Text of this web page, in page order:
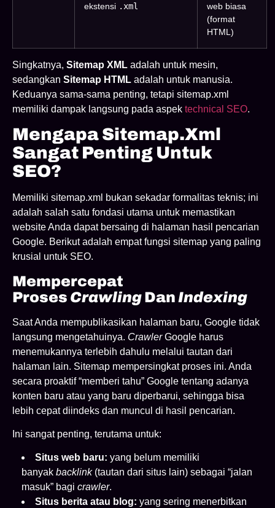
ekstensi .xml
web biasa
(format
HTML)
Singkatnya, Sitemap XML adalah untuk mesin,
sedangkan Sitemap HTML adalah untuk manusia.
Keduanya sama-sama penting, tetapi sitemap.xml
memiliki dampak langsung pada aspek technical SEO.
Mengapa Sitemap.xml
Sangat Penting Untuk
SEO?
Memiliki sitemap.xml bukan sekadar formalitas teknis; ini
adalah salah satu fondasi utama untuk memastikan
website Anda dapat bersaing di halaman hasil pencarian
Google. Berikut adalah empat fungsi sitemap yang paling
krusial untuk SEO.
Mempercepat
Proses CrawlingDanIndexing
Saat Anda mempublikasikan halaman baru, Google tidak
langsung mengetahuinya. CrawlerGoogle harus
menemukannya terlebih dahulu melalui tautan dari
halaman lain. Sitemap mempersingkat proses ini. Anda
secara proaktif “memberi tahu” Google tentang adanya
konten baru atau yang baru diperbarui, sehingga bisa
lebih cepat diindeks dan muncul di hasil pencarian.
Ini sangat penting, terutama untuk:
Situs web baru: yang belum memiliki
banyak backlink(tautan dari situs lain) sebagai “jalan
masuk” bagi crawler.
Situs berita atau blog: yang sering menerbitkan